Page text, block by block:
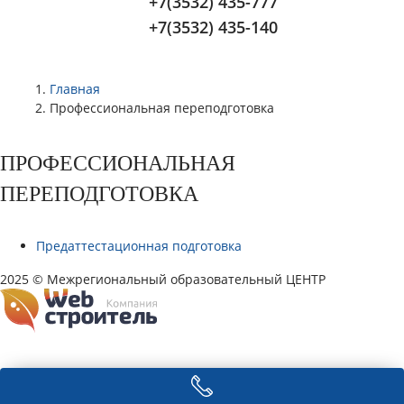
+7(3532) 435-140
Главная
Профессиональная переподготовка
ПРОФЕССИОНАЛЬНАЯ
ПЕРЕПОДГОТОВКА
Предаттестационная подготовка
2025 © Межрегиональный образовательный ЦЕНТР